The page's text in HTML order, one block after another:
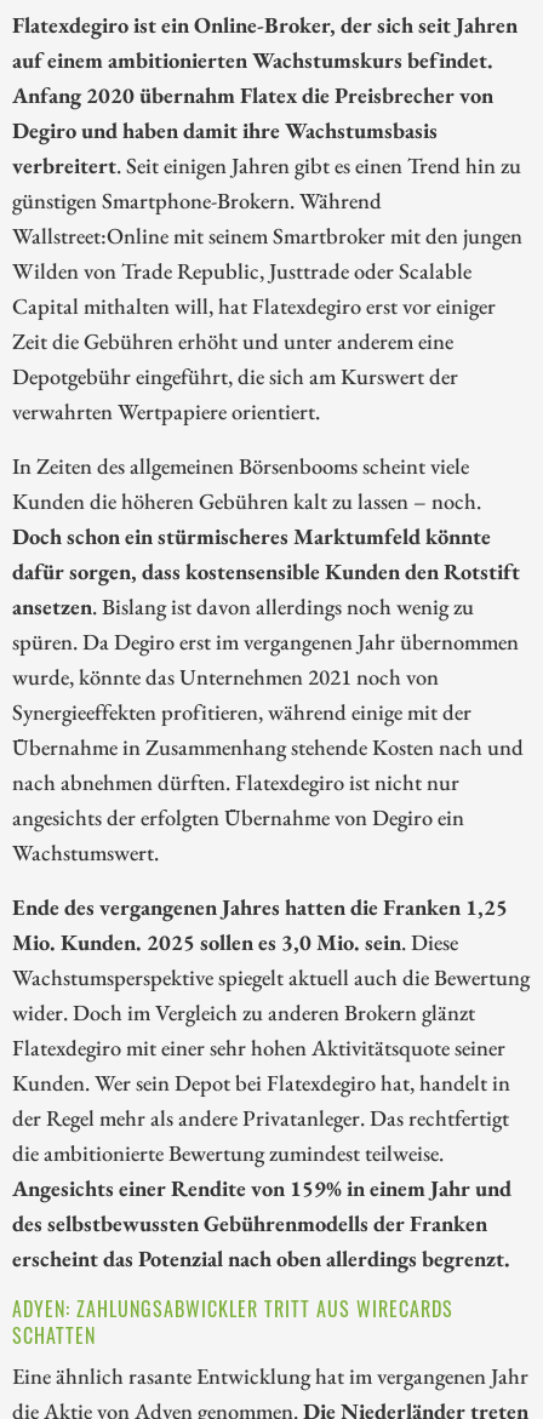
Flatexdegiro ist ein Online-Broker, der sich seit Jahren
auf einem ambitionierten Wachstumskurs befindet.
Anfang 2020 übernahm Flatex die Preisbrecher von
Degiro und haben damit ihre Wachstumsbasis
verbreitert. Seit einigen Jahren gibt es einen Trend hin zu
günstigen Smartphone-Brokern. Während
Wallstreet:Online mit seinem Smartbroker mit den jungen
Wilden von Trade Republic, Justtrade oder Scalable
Capital mithalten will, hat Flatexdegiro erst vor einiger
Zeit die Gebühren erhöht und unter anderem eine
Depotgebühr eingeführt, die sich am Kurswert der
verwahrten Wertpapiere orientiert.
In Zeiten des allgemeinen Börsenbooms scheint viele
Kunden die höheren Gebühren kalt zu lassen – noch.
Doch schon ein stürmischeres Marktumfeld könnte
dafür sorgen, dass kostensensible Kunden den Rotstift
ansetzen. Bislang ist davon allerdings noch wenig zu
spüren. Da Degiro erst im vergangenen Jahr übernommen
wurde, könnte das Unternehmen 2021 noch von
Synergieeffekten profitieren, während einige mit der
Übernahme in Zusammenhang stehende Kosten nach und
nach abnehmen dürften. Flatexdegiro ist nicht nur
angesichts der erfolgten Übernahme von Degiro ein
Wachstumswert.
Ende des vergangenen Jahres hatten die Franken 1,25
Mio. Kunden. 2025 sollen es 3,0 Mio. sein. Diese
Wachstumsperspektive spiegelt aktuell auch die Bewertung
wider. Doch im Vergleich zu anderen Brokern glänzt
Flatexdegiro mit einer sehr hohen Aktivitätsquote seiner
Kunden. Wer sein Depot bei Flatexdegiro hat, handelt in
der Regel mehr als andere Privatanleger. Das rechtfertigt
die ambitionierte Bewertung zumindest teilweise.
Angesichts einer Rendite von 159% in einem Jahr und
des selbstbewussten Gebührenmodells der Franken
erscheint das Potenzial nach oben allerdings begrenzt.
ADYEN: ZAHLUNGSABWICKLER TRITT AUS WIRECARDS
SCHATTEN
Eine ähnlich rasante Entwicklung hat im vergangenen Jahr
die Aktie von Adyen genommen.Die Niederländer treten